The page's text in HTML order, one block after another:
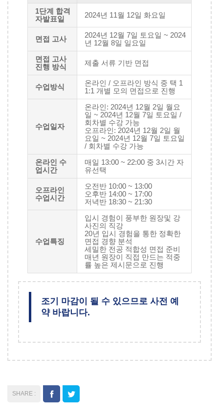
1단계 합격
자발표일
2024년 11월 12일 화요일
면접 고사
2024년 12월 7일 토요일 ~ 2024
년 12월 8일 일요일
면접 고사
진행 방식
제출 서류 기반 면접
수업방식
온라인 / 오프라인 방식 중 택 1
1:1 개별 모의 면접으로 진행
수업일자
온라인: 2024년 12월 2일 월요
일 ~ 2024년 12월 7일 토요일 /
회차별 수강 가능
오프라인: 2024년 12월 2일 월
요일 ~ 2024년 12월 7일 토요일
/ 회차별 수강 가능
온라인 수
업시간
매일 13:00 ~ 22:00 중 3시간 자
유선택
오프라인
수업시간
오전반 10:00 ~ 13:00
오후반 14:00 ~ 17:00
저녁반 18:30 ~ 21:30
수업특징
입시 경험이 풍부한 원장및 강
사진의 직강
20년 입시 경험을 통한 정확한
면접 경향 분석
세밀한 전공 적합성 면접 준비
매년 원장이 직접 만드는 적중
률 높은 제시문으로 진행
조기 마감이 될 수 있으므로 사전 예
약 바랍니다.